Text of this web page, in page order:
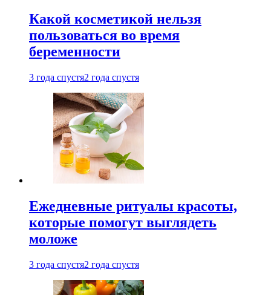
Какой косметикой нельзя
пользоваться во время
беременности
3 года спустя2 года спустя
Ежедневные ритуалы красоты,
которые помогут выглядеть
моложе
3 года спустя2 года спустя